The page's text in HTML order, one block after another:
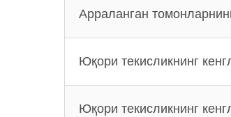
Арраланган
Юқори текисликнинг
Юқори текисликнинг